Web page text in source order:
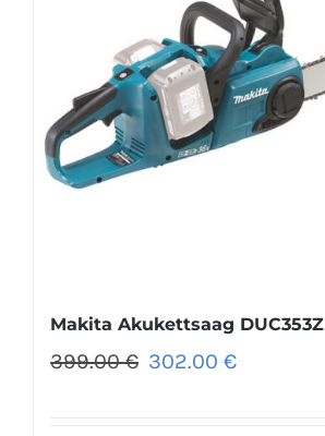
Makita Akukettsaag DUC353Z
399.00€ Algne
302.00 €Praegune